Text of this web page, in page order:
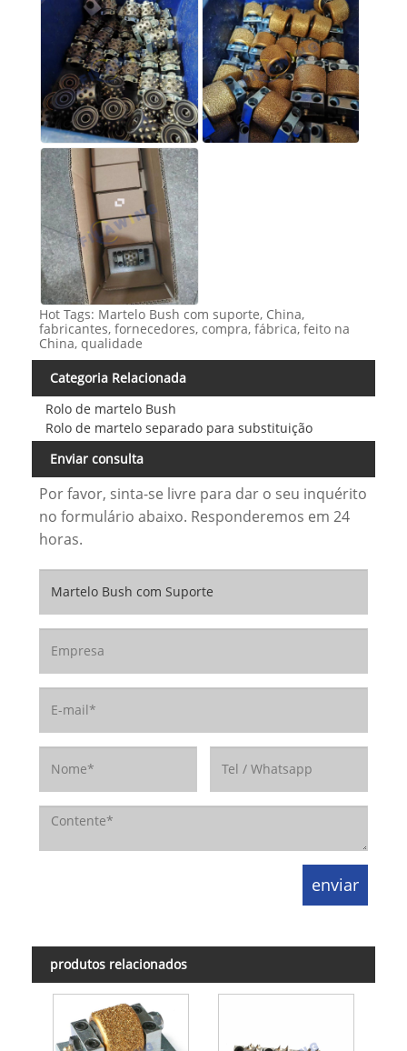
Hot Tags: Martelo Bush com suporte, China,
fabricantes, fornecedores, compra, fábrica, feito na
China, qualidade
Categoria Relacionada
Rolo de martelo Bush
Rolo de martelo separado para substituição
Enviar consulta
Por favor, sinta-se livre para dar o seu inquérito
no formulário abaixo. Responderemos em 24
horas.
produtos relacionados